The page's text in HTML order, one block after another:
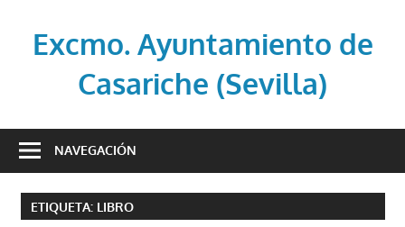
contenidoExcmo. Ayuntamiento de
Casariche (Sevilla)
oficial
Ayuntamiento
de
NAVEGACIÓN
ETIQUETA: LIBRO